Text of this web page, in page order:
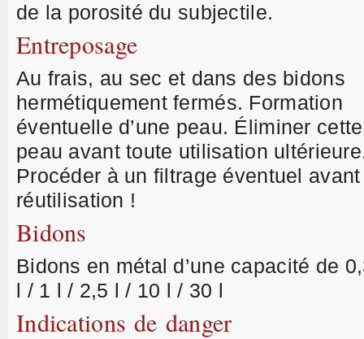
de la porosité du subjectile.
Entreposage
Au frais, au sec et dans des bidons
hermétiquement fermés. Formation
éventuelle d’une peau. Éliminer cette
peau avant toute utilisation
Procéder à un filtrage éventuel avant
réutilisation !
Bidons
Bidons en métal d’une capacité de
l / 1 l / 2,5 l / 10 l / 30 l
Indications de danger